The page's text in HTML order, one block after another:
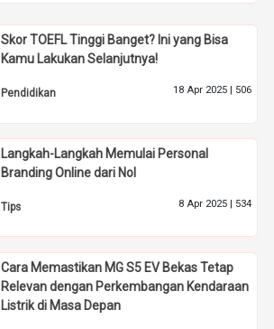
Skor TOEFL Tinggi Banget? Ini yang Bisa
Kamu Lakukan Selanjutnya!
Pendidikan 18 Apr 2025 | 506
Langkah-Langkah Memulai Personal
Branding Online dari Nol
Tips 8 Apr 2025 | 534
Cara Memastikan MG S5 EV Bekas Tetap
Relevan dengan Perkembangan Kendaraan
Listrik di Masa Depan